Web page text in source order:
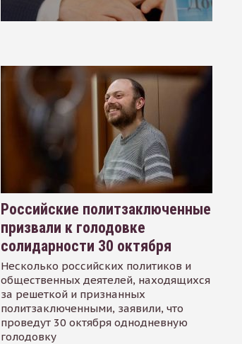
Российские политзаключенные
призвали к голодовке
солидарности 30 октября
Несколько российских политиков и
общественных деятелей, находящихся
за решеткой и признанных
политзаключенными, заявили, что
проведут 30 октября однодневную
голодовку